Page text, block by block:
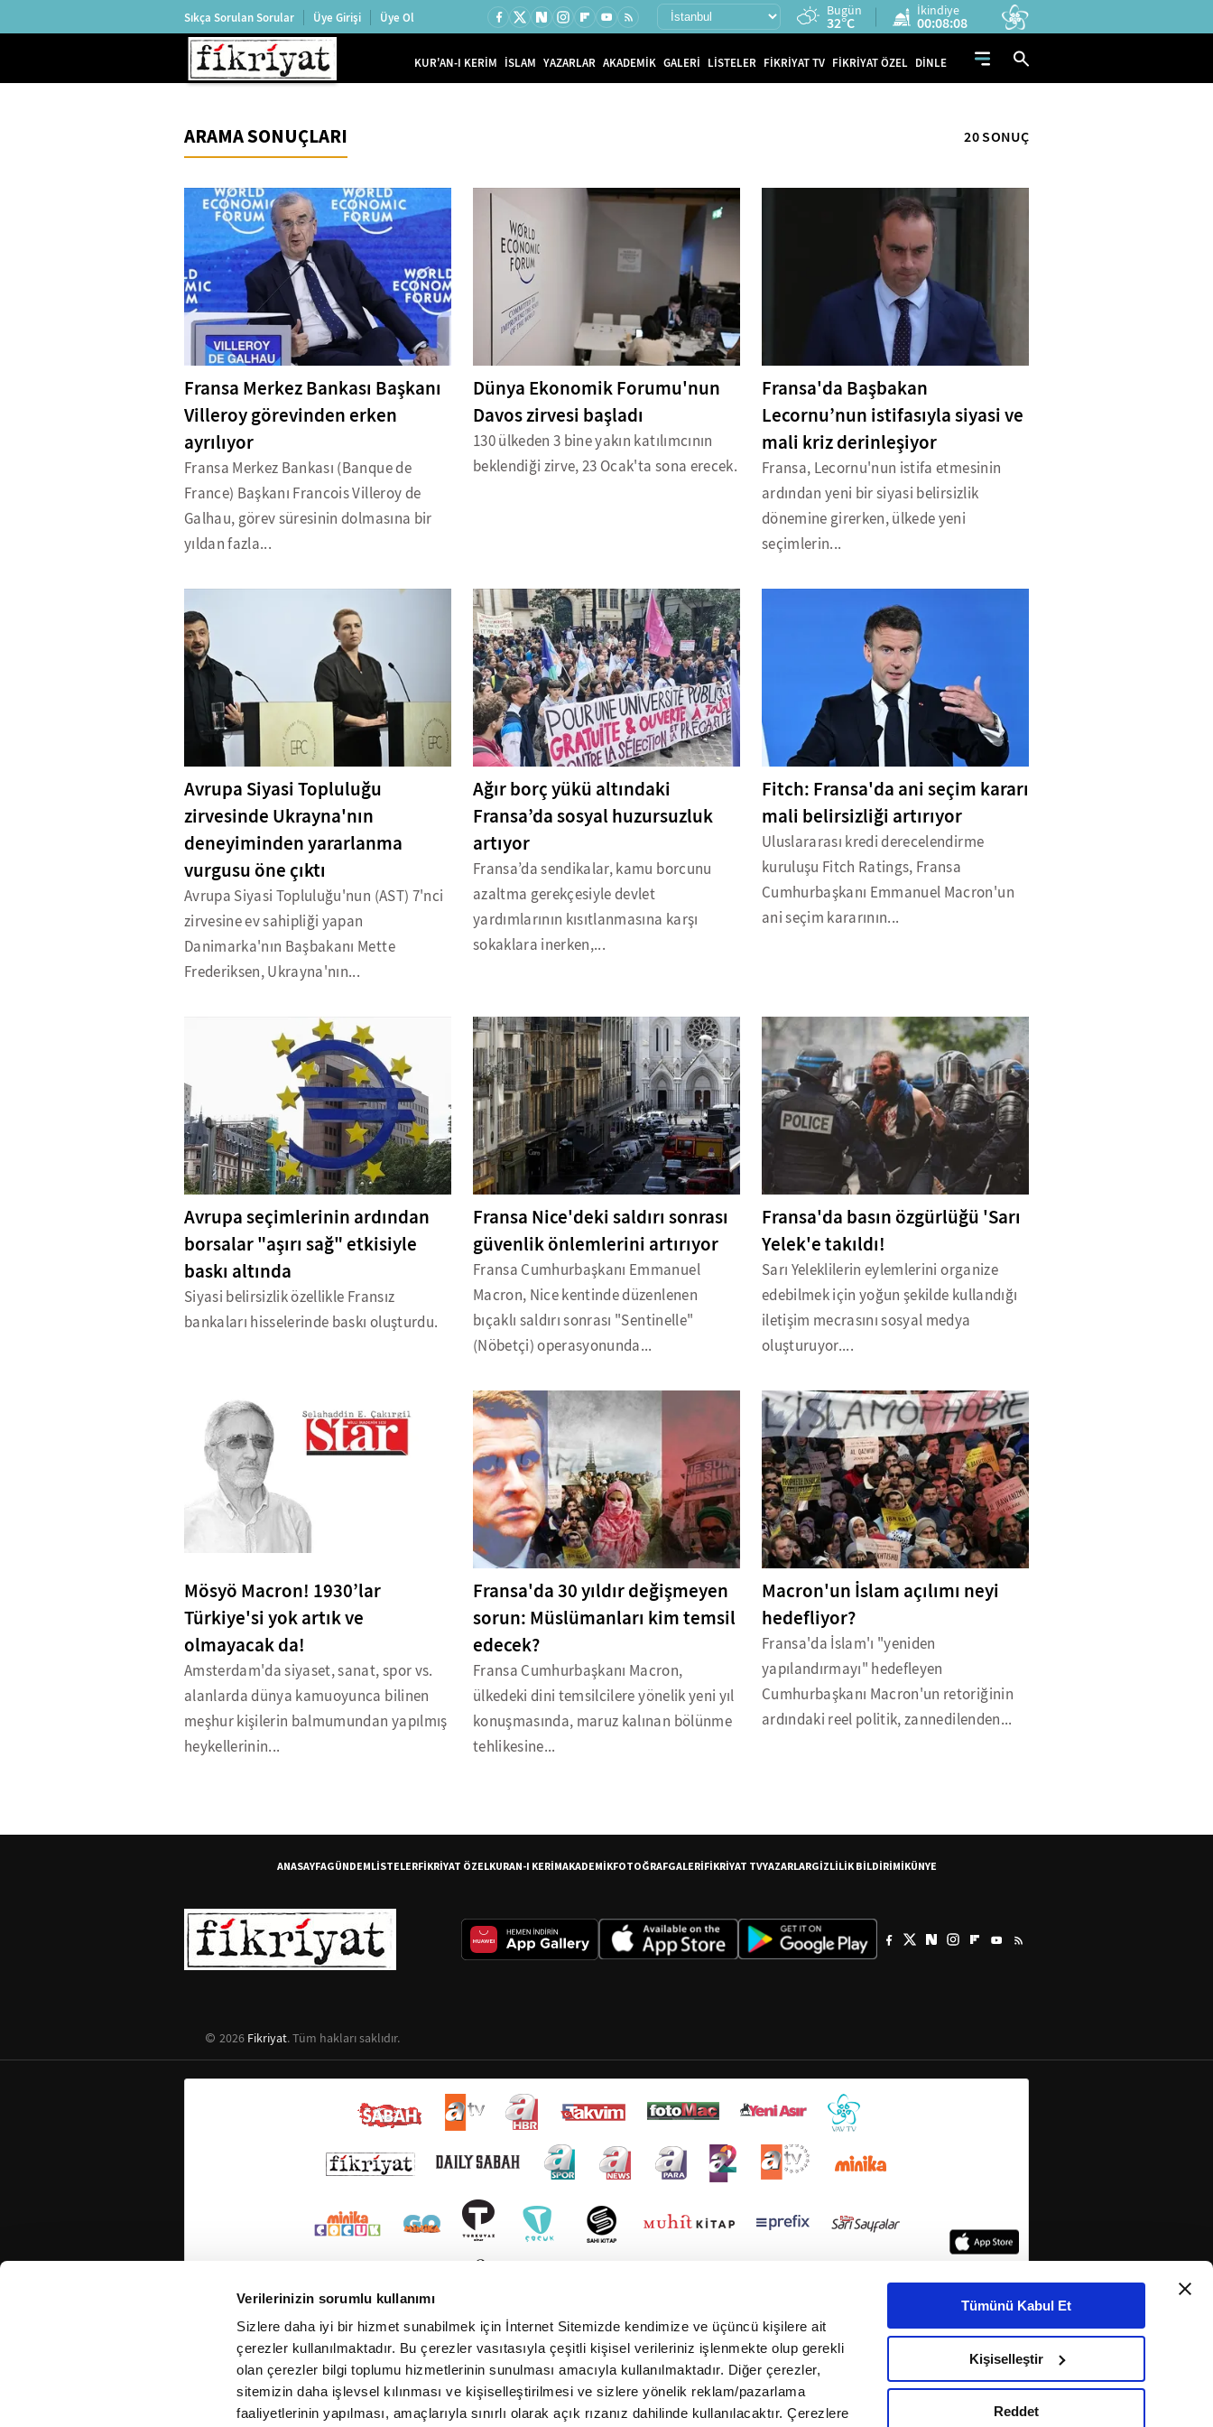
Verilerinizin sorumlu kullanımı
Sizlere daha iyi bir hizmet sunabilmek için İnternet Sitemizde kendimize ve üçüncü kişilere ait
çerezler kullanılmaktadır. Bu çerezler vasıtasıyla çeşitli kişisel verileriniz işlenmekte olup gerekli
olan çerezler bilgi toplumu hizmetlerinin sunulması amacıyla kullanılmaktadır. Diğer çerezler,
sitemizin daha işlevsel kılınması ve kişiselleştirilmesi ve sizlere yönelik reklam/pazarlama
faaliyetlerinin yapılması, amaçlarıyla sınırlı olarak açık rızanız dahilinde kullanılacaktır. Çerezlere
Tümünü Kabul Et
Kişiselleştir
Reddet
Sıkça Sorulan Sorular Üye Girişi Üye Ol Bugün
32°C
İkindiye
00:08:07
KUR'AN-I KERİM İSLAM YAZARLAR AKADEMİK GALERİ LİSTELER FİKRİYAT TV FİKRİYAT ÖZEL DİNLE
ARAMA SONUÇLARI 20 SONUÇ
Fransa Merkez Bankası Başkanı
Villeroy görevinden erken
ayrılıyor
Fransa Merkez Bankası (Banque de
France) Başkanı Francois Villeroy de
Galhau, görev süresinin dolmasına bir
yıldan fazla...
Dünya Ekonomik Forumu'nun
Davos zirvesi başladı
130 ülkeden 3 bine yakın katılımcının
beklendiği zirve, 23 Ocak'ta sona erecek.
Fransa'da Başbakan
Lecornu’nun istifasıyla siyasi ve
mali kriz derinleşiyor
Fransa, Lecornu'nun istifa etmesinin
ardından yeni bir siyasi belirsizlik
dönemine girerken, ülkede yeni
seçimlerin...
Avrupa Siyasi Topluluğu
zirvesinde Ukrayna'nın
deneyiminden yararlanma
vurgusu öne çıktı
Avrupa Siyasi Topluluğu'nun (AST) 7'nci
zirvesine ev sahipliği yapan
Danimarka'nın Başbakanı Mette
Frederiksen, Ukrayna'nın...
Ağır borç yükü altındaki
Fransa’da sosyal huzursuzluk
artıyor
Fransa’da sendikalar, kamu borcunu
azaltma gerekçesiyle devlet
yardımlarının kısıtlanmasına karşı
sokaklara inerken,...
Fitch: Fransa'da ani seçim kararı
mali belirsizliği artırıyor
Uluslararası kredi derecelendirme
kuruluşu Fitch Ratings, Fransa
Cumhurbaşkanı Emmanuel Macron'un
ani seçim kararının...
Avrupa seçimlerinin ardından
borsalar "aşırı sağ" etkisiyle
baskı altında
Siyasi belirsizlik özellikle Fransız
bankaları hisselerinde baskı oluşturdu.
Fransa Nice'deki saldırı sonrası
güvenlik önlemlerini artırıyor
Fransa Cumhurbaşkanı Emmanuel
Macron, Nice kentinde düzenlenen
bıçaklı saldırı sonrası "Sentinelle"
(Nöbetçi) operasyonunda...
Fransa'da basın özgürlüğü 'Sarı
Yelek'e takıldı!
Sarı Yeleklilerin eylemlerini organize
edebilmek için yoğun şekilde kullandığı
iletişim mecrasını sosyal medya
oluşturuyor....
Mösyö Macron! 1930’lar
Türkiye'si yok artık ve
olmayacak da!
Amsterdam'da siyaset, sanat, spor vs.
alanlarda dünya kamuoyunca bilinen
meşhur kişilerin balmumundan yapılmış
heykellerinin...
Fransa'da 30 yıldır değişmeyen
sorun: Müslümanları kim temsil
edecek?
Fransa Cumhurbaşkanı Macron,
ülkedeki dini temsilcilere yönelik yeni yıl
konuşmasında, maruz kalınan bölünme
tehlikesine...
Macron'un İslam açılımı neyi
hedefliyor?
Fransa'da İslam'ı "yeniden
yapılandırmayı" hedefleyen
Cumhurbaşkanı Macron'un retoriğinin
ardındaki reel politik, zannedilenden...
ANASAYFAGÜNDEMLİSTELERFİKRİYAT ÖZELKURAN-I KERİMAKADEMİKFOTOĞRAFGALERİFİKRİYAT TVYAZARLARGİZLİLİK BİLDİRİMİKÜNYE
2026 Fikriyat. Tüm hakları saklıdır.